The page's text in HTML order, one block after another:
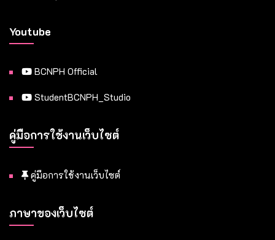
Youtube
BCNPH Official
StudentBCNPH_Studio
คู่มือการใช้งานเว็บไซต์
คู่มือการใช้งานเว็บไซต์
ภาษาของเว็บไซต์